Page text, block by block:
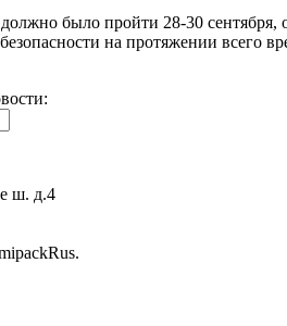
было пройти 28-30 сентября,
на протяжении всего
ш. д.4